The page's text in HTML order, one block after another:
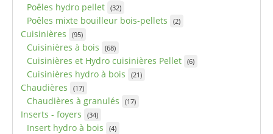
Poêles hydro pellet (32)
Poêles mixte bouilleur bois-pellets (2)
Cuisinières (95)
Cuisinières à bois (68)
Cuisinières et Hydro cuisinières Pellet (6)
Cuisinières hydro à bois (21)
Chaudières (17)
Chaudières à granulés (17)
Inserts - foyers (34)
Insert hydro à bois (4)